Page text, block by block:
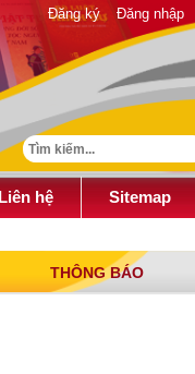
Đăng nhập
Đăng ký
Liên hệ Sitemap
THÔNG BÁO